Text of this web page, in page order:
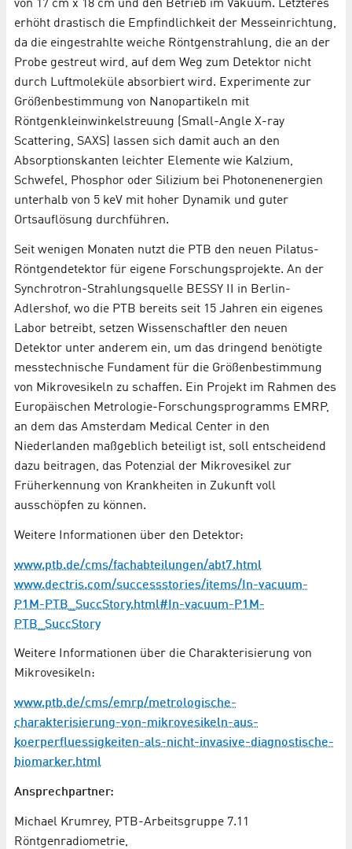
von 17 cm x 18 cm und den Betrieb im Vakuum. Letzteres
erhöht drastisch die Empfindlichkeit der Messeinrichtung,
da die eingestrahlte weiche Röntgenstrahlung, die an der
Probe gestreut wird, auf dem Weg zum Detektor nicht
durch Luftmoleküle absorbiert wird. Experimente zur
Größenbestimmung von Nanopartikeln mit
Röntgenkleinwinkelstreuung (Small-Angle X-ray
Scattering, SAXS) lassen sich damit auch an den
Absorptionskanten leichter Elemente wie Kalzium,
Schwefel, Phosphor oder Silizium bei Photonenenergien
unterhalb von 5 keV mit hoher Dynamik und guter
Ortsauflösung durchführen.
Seit wenigen Monaten nutzt die PTB den neuen Pilatus-
Röntgendetektor für eigene Forschungsprojekte. An der
Synchrotron-Strahlungsquelle BESSY II in Berlin-
Adlershof, wo die PTB bereits seit 15 Jahren ein eigenes
Labor betreibt, setzen Wissenschaftler den neuen
Detektor unter anderem ein, um das dringend benötigte
messtechnische Fundament für die Größenbestimmung
von Mikrovesikeln zu schaffen. Ein Projekt im Rahmen des
Europäischen Metrologie-Forschungsprogramms EMRP,
an dem das Amsterdam Medical Center in den
Niederlanden maßgeblich beteiligt ist, soll entscheidend
dazu beitragen, das Potenzial der Mikrovesikel zur
Früherkennung von Krankheiten in Zukunft voll
ausschöpfen zu können.
Weitere Informationen über den Detektor:
www.ptb.de/cms/fachabteilungen/abt7.html
www.dectris.com/successstories/items/In-vacuum-
P1M-PTB_SuccStory.html#In-vacuum-P1M-
PTB_SuccStory
Weitere Informationen über die Charakterisierung von
Mikrovesikeln:
www.ptb.de/cms/emrp/metrologische-
charakterisierung-von-mikrovesikeln-aus-
koerperfluessigkeiten-als-nicht-invasive-diagnostische-
biomarker.html
Ansprechpartner:
Michael Krumrey, PTB-Arbeitsgruppe 7.11
Röntgenradiometrie,